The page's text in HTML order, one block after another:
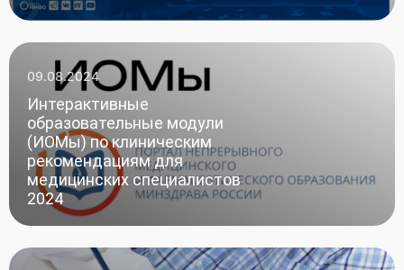
09.08.2024
Интерактивные
образовательные модули
(ИОМы) по клиническим
рекомендациям для
медицинских специалистов
2024